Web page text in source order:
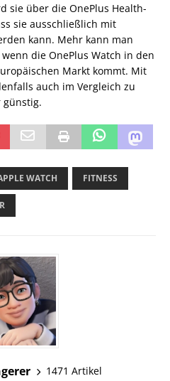
sie über die OnePlus Health-
sie ausschließlich mit
kann. Mehr kann man
die OnePlus Watch in den
Markt kommt. Mit
auch im Vergleich zu
WATCH FITNESS
1471 Artikel